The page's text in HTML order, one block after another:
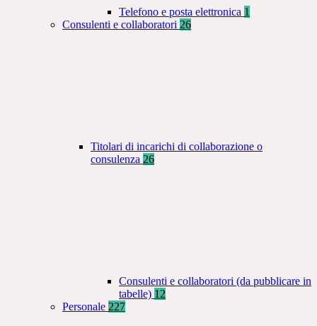
Telefono e posta elettronica 1
Consulenti e collaboratori 26
Titolari di incarichi di collaborazione o
consulenza 26
Consulenti e collaboratori (da pubblicare in
tabelle) 12
Personale 227